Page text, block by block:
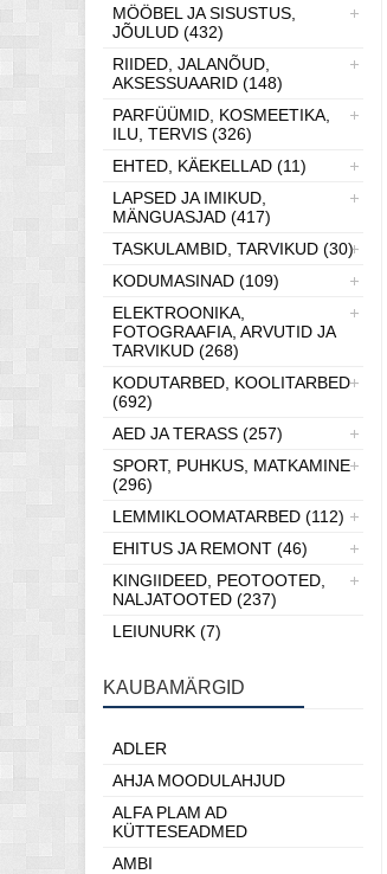
MÖÖBEL JA SISUSTUS,
JÕULUD (432)
RIIDED, JALANÕUD,
AKSESSUAARID (148)
PARFÜÜMID, KOSMEETIKA,
ILU, TERVIS (326)
EHTED, KÄEKELLAD (11)
LAPSED JA IMIKUD,
MÄNGUASJAD (417)
TASKULAMBID, TARVIKUD (30)
KODUMASINAD (109)
ELEKTROONIKA,
FOTOGRAAFIA, ARVUTID JA
TARVIKUD (268)
KODUTARBED, KOOLITARBED
(692)
AED JA TERASS (257)
SPORT, PUHKUS, MATKAMINE
(296)
LEMMIKLOOMATARBED (112)
EHITUS JA REMONT (46)
KINGIIDEED, PEOTOOTED,
NALJATOOTED (237)
LEIUNURK (7)
KAUBAMÄRGID
ADLER
AHJA MOODULAHJUD
ALFA PLAM AD
KÜTTESEADMED
AMBI